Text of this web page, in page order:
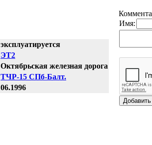
эксплуатируется
ЭТ2
Октябрьская железная дорога
ТЧР-15 СПб-Балт.
06.1996
Имя: